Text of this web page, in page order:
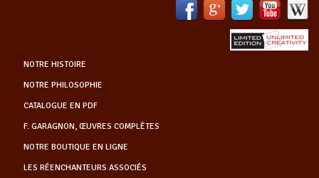
NOTRE HISTOIRE
NOTRE PHILOSOPHIE
CATALOGUE EN PDF
F. GARAGNON, ŒUVRES COMPLÈTES
NOTRE BOUTIQUE EN LIGNE
LES RÉENCHANTEURS ASSOCIÉS